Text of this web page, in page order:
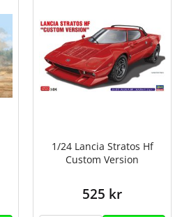
1/24 Lancia Stratos Hf
Custom Version
525 kr